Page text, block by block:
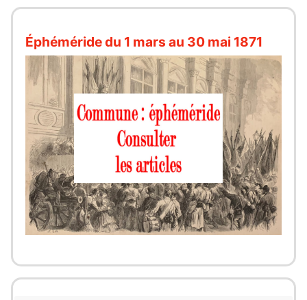
Éphéméride du 1 mars au 30 mai 1871